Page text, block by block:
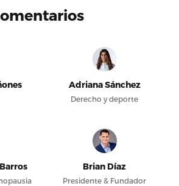
Adriana Sánchez
Derecho y deporte
Brian Díaz
Presidente & Fundador